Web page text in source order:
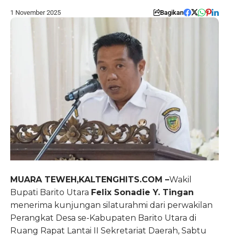
1 November 2025 Bagikan
MUARA TEWEH,KALTENGHITS.COM –Wakil
Bupati Barito Utara Felix Sonadie Y. Tingan
menerima kunjungan silaturahmi dari perwakilan
Perangkat Desa se-Kabupaten Barito Utara di
Ruang Rapat Lantai II Sekretariat Daerah, Sabtu